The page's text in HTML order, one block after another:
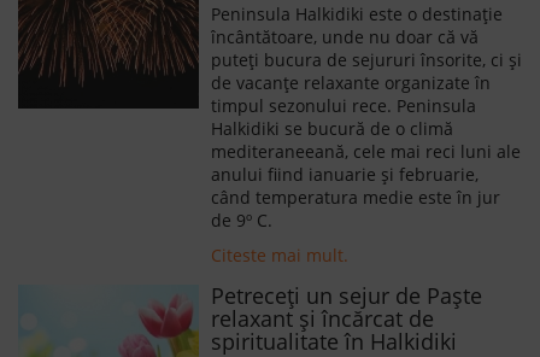
Peninsula Halkidiki este o destinație
încântătoare, unde nu doar că vă
puteți bucura de sejururi însorite, ci și
de vacanțe relaxante organizate în
timpul sezonului rece. Peninsula
Halkidiki se bucură de o climă
mediteraneeană, cele mai reci luni ale
anului fiind ianuarie și februarie,
când temperatura medie este în jur
de 9º C.
Citeste mai mult.
Petreceți un sejur de Paște
relaxant și încărcat de
spiritualitate în Halkidiki